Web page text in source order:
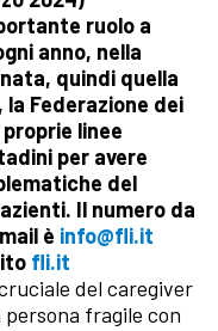
ruolo a
anno, nella
quindi quella
la Federazione dei
linee
per avere
del
Il numero da
è info@fli.it
fli.it
del caregiver
fragile con